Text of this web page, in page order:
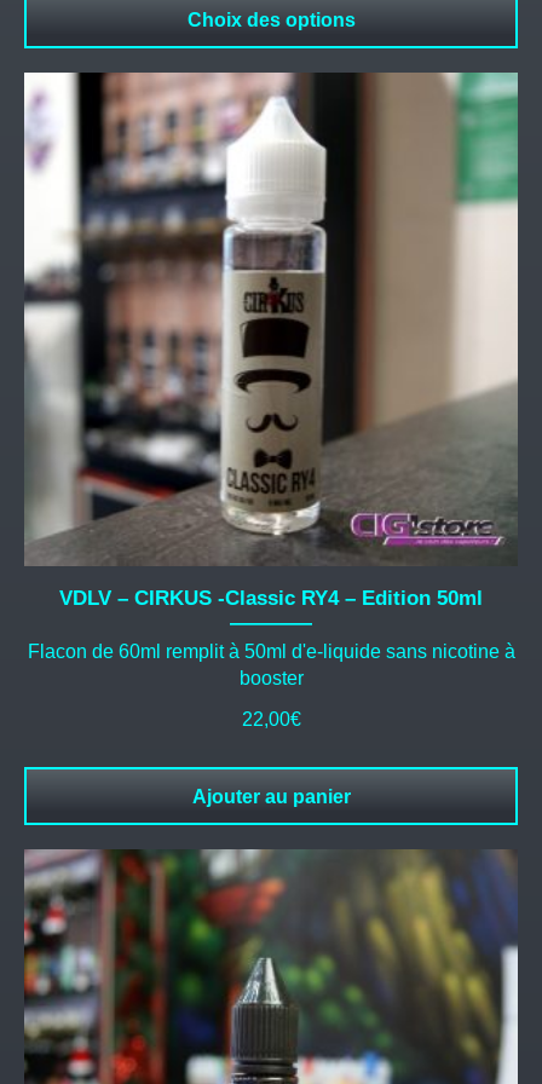
Choix des options
VDLV – CIRKUS -Classic RY4 – Edition 50ml
Flacon de 60ml remplit à 50ml d'e-liquide sans nicotine à
booster
22,00€
Ajouter au panier
Ce
produit
a
plusieurs
variations.
Les
options
peuvent
être